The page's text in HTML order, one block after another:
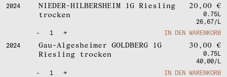
2024
NIEDER-HILBERSHEIM 1G Riesling
trocken
20,00 €
0.75L
26,67/L
-
1 +
IN DEN WARENKORB
2024
Gau-Algesheimer GOLDBERG 1G
Riesling trocken
30,00 €
0.75L
40,00/L
-
1 + IN DEN WARENKORB